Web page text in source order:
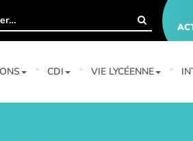
:
CDI VIE LYCÉENNE